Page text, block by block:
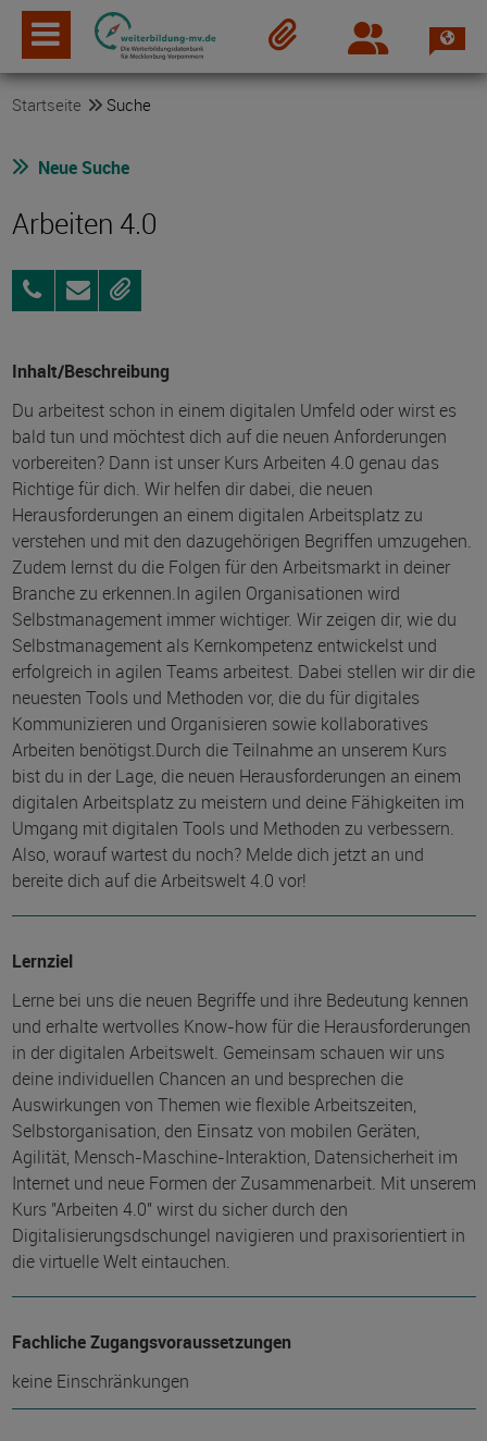
Login
Startseite Suche
Neue Suche
Arbeiten 4.0
03834
3919190
AnfragenMerken
Inhalt/Beschreibung
Du arbeitest schon in einem digitalen Umfeld oder wirst es
bald tun und möchtest dich auf die neuen Anforderungen
vorbereiten? Dann ist unser Kurs Arbeiten 4.0 genau das
Richtige für dich. Wir helfen dir dabei, die neuen
Herausforderungen an einem digitalen Arbeitsplatz zu
verstehen und mit den dazugehörigen Begriffen umzugehen.
Zudem lernst du die Folgen für den Arbeitsmarkt in deiner
Branche zu erkennen.In agilen Organisationen wird
Selbstmanagement immer wichtiger. Wir zeigen dir, wie du
Selbstmanagement als Kernkompetenz entwickelst und
erfolgreich in agilen Teams arbeitest. Dabei stellen wir dir die
neuesten Tools und Methoden vor, die du für digitales
Kommunizieren und Organisieren sowie kollaboratives
Arbeiten benötigst.Durch die Teilnahme an unserem Kurs
bist du in der Lage, die neuen Herausforderungen an einem
digitalen Arbeitsplatz zu meistern und deine Fähigkeiten im
Umgang mit digitalen Tools und Methoden zu verbessern.
Also, worauf wartest du noch? Melde dich jetzt an und
bereite dich auf die Arbeitswelt 4.0 vor!
Lernziel
Lerne bei uns die neuen Begriffe und ihre Bedeutung kennen
und erhalte wertvolles Know-how für die Herausforderungen
in der digitalen Arbeitswelt. Gemeinsam schauen wir uns
deine individuellen Chancen an und besprechen die
Auswirkungen von Themen wie flexible Arbeitszeiten,
Selbstorganisation, den Einsatz von mobilen Geräten,
Agilität, Mensch-Maschine-Interaktion, Datensicherheit im
Internet und neue Formen der Zusammenarbeit. Mit unserem
Kurs "Arbeiten 4.0" wirst du sicher durch den
Digitalisierungsdschungel navigieren und praxisorientiert in
die virtuelle Welt eintauchen.
Fachliche Zugangsvoraussetzungen
keine Einschränkungen